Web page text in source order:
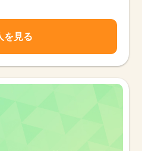
を見る
件を選択